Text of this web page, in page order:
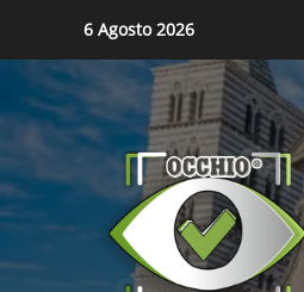
content
6 Agosto 2026